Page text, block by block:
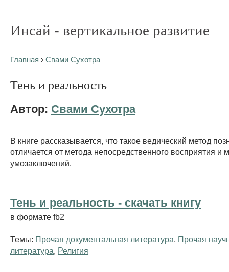
Инсай - вертикальное развитие
Главная › Свами Сухотра
Тень и реальность
Автор: Свами Сухотра
В книге рассказывается, что такое ведический метод
отличается от метода непосредственного восприятия и
умозаключений.
Тень и реальность - cкачать книгу
в формате fb2
Темы: Прочая документальная литература Прочая
литература Религия